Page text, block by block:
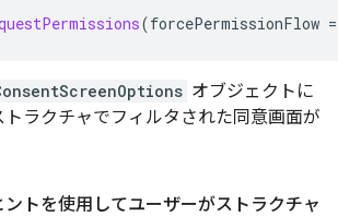
(forcePermissionFlow =
オブジェクトに
ラクチャでフィルタされた同意画面が
トを使用してユーザーがストラクチャ